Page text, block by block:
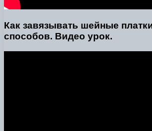
Как завязывать шейные
способов. Видео урок.